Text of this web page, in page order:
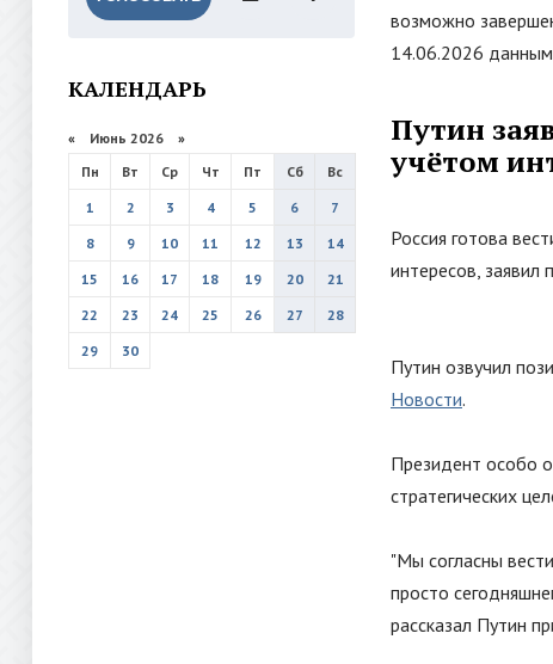
КАЛЕНДАРЬ
« Июнь 2026 »
Пн
Вт Ср Чт Пт Сб
Вс
1
2 3 4 5 6
7
8
9 10 11 12 13
14
15
16 17 18 19 20
21
22
23 24 25 26 27
28
29
30
возможно
14.06.2026
Путин
учётом
Россия готова
интересов, заявил
Путин озвучил
Новости.
Президент особо
стратегических
"Мы согласны
просто
рассказал Путин